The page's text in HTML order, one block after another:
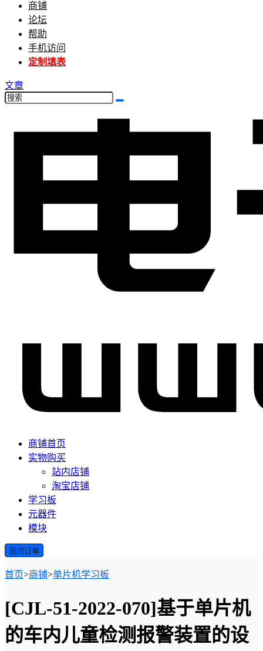
商铺
论坛
帮助
手机访问
定制填表
文章
商铺首页
实物购买
站内店铺
淘宝店铺
学习板
元器件
模块
我的订单
首页>商铺>单片机学习板
[CJL-51-2022-070]基于单片机
的车内儿童检测报警装置的设